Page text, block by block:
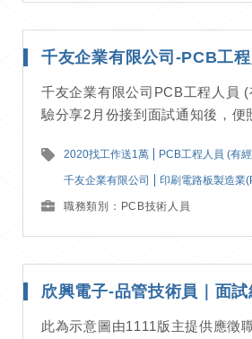
千友企業有限公司PCB工程人員
驗分享2月份接到面試通知後，便
2020找工作送1萬 PCB工程人員 (有
千友企業有限公司 印刷電路板製造業
職務類別：PCB技術人員
欣興電子-品管技術員｜面
此為示意圖由1111版主提供應徵